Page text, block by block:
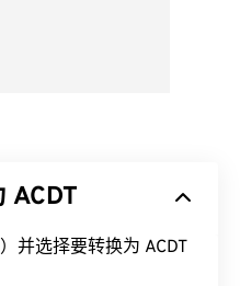
ACDT
并选择要转换为 ACDT